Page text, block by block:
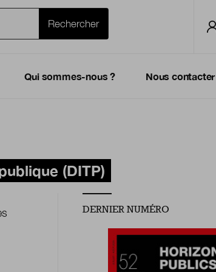
Qui sommes-nous ? Nous contacter
(DITP)
DERNIER NUMÉRO